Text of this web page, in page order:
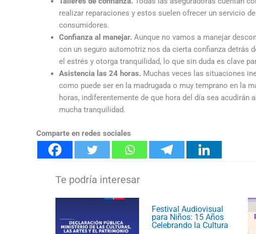
realizar reparaciones y estos suelen ofrecer un servicio
consumidores.
Confianza al manejar. Aunque no vamos a manejar
con un seguro automotriz nos da cierta confianza detrás
el estrés y otorga tranquilidad, lo que sin duda es clave
Asistencia las 24 horas. Muchas veces las situaciones
como puede ser en la madrugada o muy temprano en la
horas, indiferentemente de que hora del día sea
mucha tranquilidad.
Comparte en redes sociales
Festival Audiovisual
para Niños: 15 Años
Celebrando la Cultura